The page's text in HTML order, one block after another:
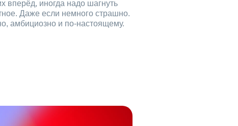
вперёд, иногда надо шагнуть
Даже если немного страшно.
амбициозно и по‑настоящему.